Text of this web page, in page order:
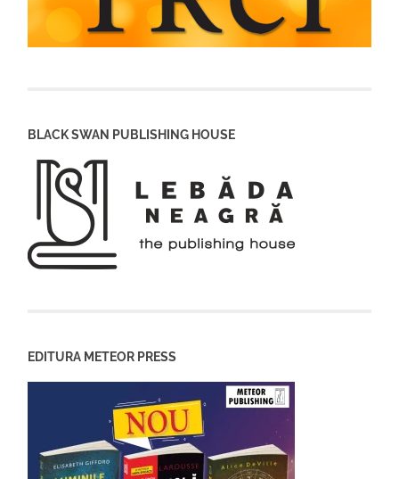
BLACK SWAN PUBLISHING HOUSE
EDITURA METEOR PRESS